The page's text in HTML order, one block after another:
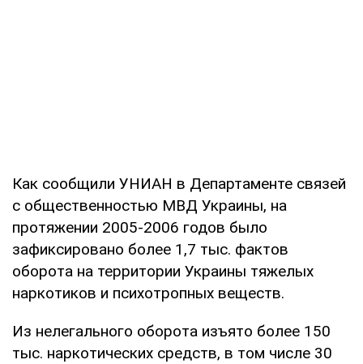
Как сообщили УНИАН в Департаменте связей
с общественностью МВД Украины, на
протяжении 2005-2006 годов было
зафиксировано более 1,7 тыс. фактов
оборота на территории Украины тяжелых
наркотиков и психотропных веществ.
Из нелегального оборота изъято более 150
тыс. наркотических средств, в том числе 30